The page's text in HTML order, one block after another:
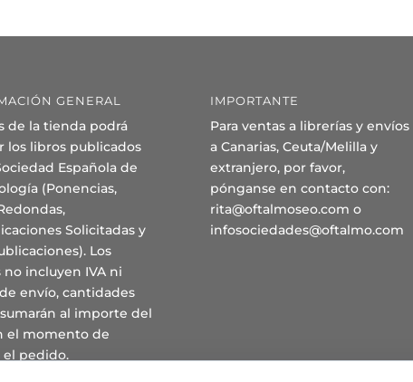
GENERAL
de la tienda podrá
los libros publicados
Española de
(Ponencias,
Solicitadas y
Los
no incluyen IVA ni
envío, cantidades
al importe del
el momento de
el pedido.
IMPORTANTE
Para ventas a librerías y envíos
a Canarias, Ceuta/Melilla y
extranjero, por favor,
pónganse en contacto con:
rita@oftalmoseo.com o
infosociedades@oftalmo.com